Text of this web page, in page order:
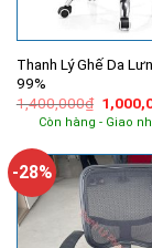
Thanh Lý Ghế Da
99%
1,400,000₫ Giá
gốc
là:
Còn hàng - Giao
-28%